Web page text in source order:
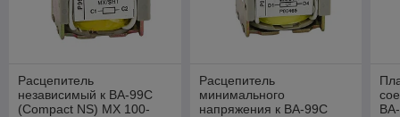
Расцепитель
независимый к ВА-99С
(Compact NS) MX 100-
Расцепитель
минимального
напряжения к ВА-99С